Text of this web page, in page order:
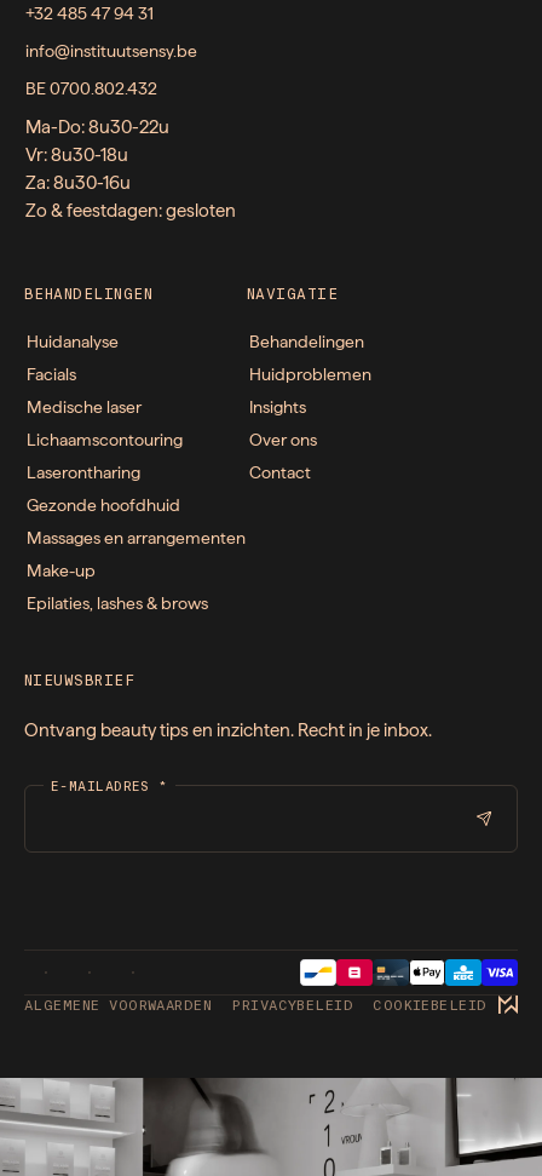
+32 485 47 94 31
info@instituutsensy.be
BE 0700.802.432
Ma-Do: 8u30-22u
Vr: 8u30-18u
Za: 8u30-16u
Zo & feestdagen: gesloten
BEHANDELINGEN
Huidanalyse
Facials
Medische laser
Lichaamscontouring
Laserontharing
Gezonde hoofdhuid
Massages en arrangementen
Make-up
Epilaties, lashes & brows
NAVIGATIE
Behandelingen
Huidproblemen
Insights
Over ons
Contact
NIEUWSBRIEF
Ontvang beauty tips en inzichten. Recht in je inbox.
E-MAILADRES *
ALGEMENE VOORWAARDEN PRIVACYBELEID COOKIEBELEID